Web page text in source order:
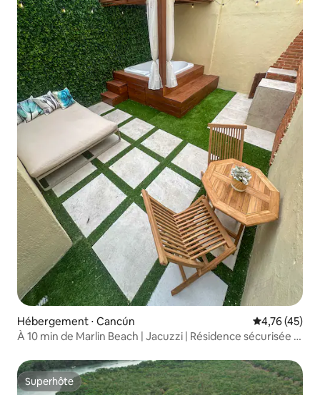
Hébergement ⋅ Cancún Évaluation
4,76 (45)
À 10 min de Marlin Beach | Jacuzzi | Résidence sécurisée |
Superhôte
Superhôte